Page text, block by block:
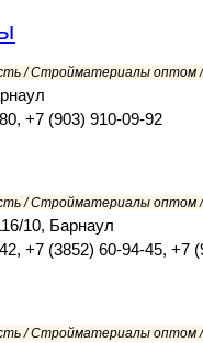
/ Стройматериалы оптом /
+7 (903) 910-09-92
/ Стройматериалы оптом /
10, Барнаул
+7 (3852) 60-94-45, +7
/ Стройматериалы оптом /